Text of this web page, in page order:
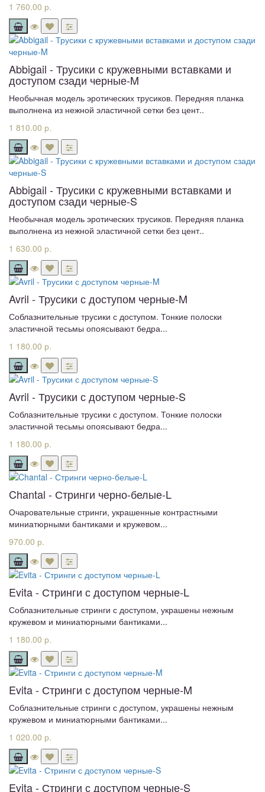
1 760.00 р.
Abbigail - Трусики с кружевными вставками и
доступом сзади черные-M
Необычная модель эротических трусиков. Передняя планка
выполнена из нежной эластичной сетки без цент..
1 810.00 р.
Abbigail - Трусики с кружевными вставками и
доступом сзади черные-S
Необычная модель эротических трусиков. Передняя планка
выполнена из нежной эластичной сетки без цент..
1 630.00 р.
Avril - Трусики с доступом черные-M
Соблазнительные трусики с доступом. Тонкие полоски
эластичной тесьмы опоясывают бедра...
1 180.00 р.
Avril - Трусики с доступом черные-S
Соблазнительные трусики с доступом. Тонкие полоски
эластичной тесьмы опоясывают бедра...
1 180.00 р.
Chantal - Стринги черно-белые-L
Очаровательные стринги, украшенные контрастными
миниатюрными бантиками и кружевом...
970.00 р.
Evita - Стринги с доступом черные-L
Соблазнительные стринги с доступом, украшены нежным
кружевом и миниатюрными бантиками...
1 180.00 р.
Evita - Стринги с доступом черные-M
Соблазнительные стринги с доступом, украшены нежным
кружевом и миниатюрными бантиками...
1 020.00 р.
Evita - Стринги с доступом черные-S